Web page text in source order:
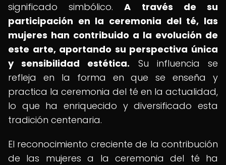
significado simbólico.A través de su
participación en la ceremonia del té, las
mujeres han contribuido a la evolución de
este arte, aportando su perspectiva única
y sensibilidad estética. Su influencia se
refleja en la forma en que se enseña y
practica la ceremonia del té en la actualidad,
lo que ha enriquecido y diversificado esta
tradición centenaria.
El reconocimiento creciente de la contribución
de las mujeres a la ceremonia del té ha